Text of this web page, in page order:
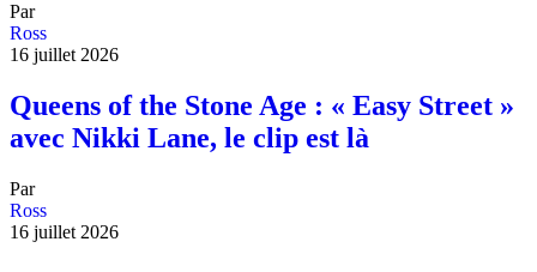
Par
Ross
16 juillet 2026
Queens of the Stone Age : « Easy Street »
avec Nikki Lane, le clip est là
Par
Ross
16 juillet 2026